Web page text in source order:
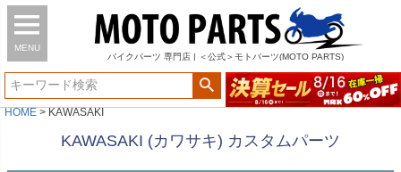
MENU
バイク パーツ 専門店 | ＜公式＞モトパーツ(MOTO PARTS)
HOME KAWASAKI
KAWASAKI (カワサキ) カスタムパーツ